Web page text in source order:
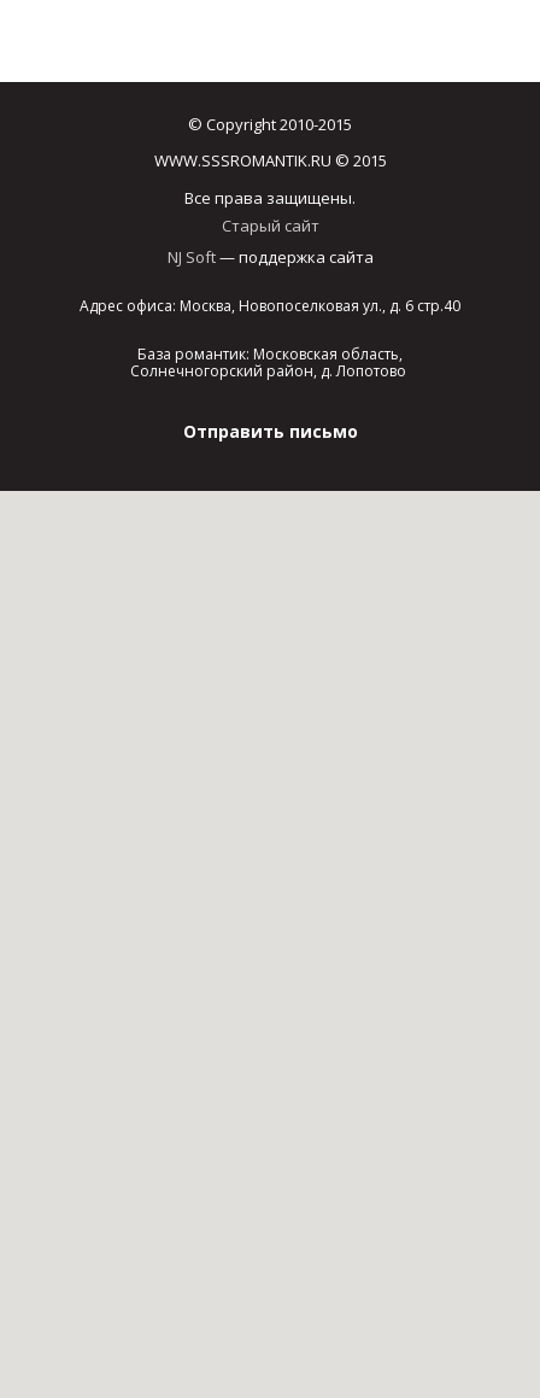
© Copyright 2010-2015
WWW.SSSROMANTIK.RU © 2015
Все права защищены.
Старый сайт
NJ Soft— поддержка сайта
Адрес офиса: Москва, Новопоселковая ул., д. 6 стр.40
База романтик: Московская область,
Солнечногорский район, д. Лопотово
Отправить письмо